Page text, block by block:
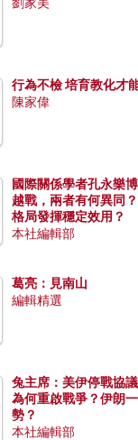
行為不檢 培育教化才
陳家偉
國際關係學者孔永樂
越戰，兩者有何異同
格局發揮穩定效用？
本社編輯部
葛亮：見南山
編輯精選
兔主席：美伊停戰協
為何重啟戰爭？伊朗
勢？
本社編輯部